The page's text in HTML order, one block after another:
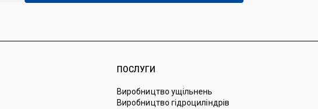
ПОСЛУГИ
Виробництво ущільнень
Виробництво гідроциліндрів